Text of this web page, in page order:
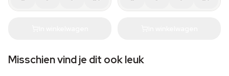
Misschien vind je dit ook leuk